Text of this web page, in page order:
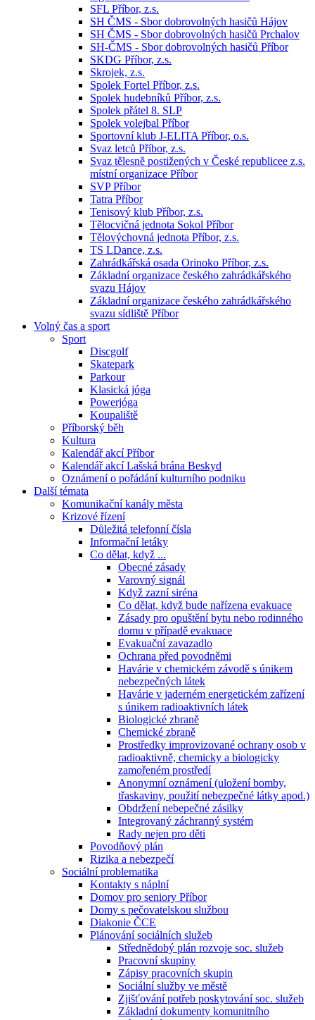
SFL Příbor, z.s.
SH ČMS - Sbor dobrovolných hasičů Hájov
SH ČMS - Sbor dobrovolných hasičů Prchalov
SH-ČMS - Sbor dobrovolných hasičů Příbor
SKDG Příbor, z.s.
Skrojek, z.s.
Spolek Fortel Příbor, z.s.
Spolek hudebníků Příbor, z.s.
Spolek přátel 8. SLP
Spolek volejbal Příbor
Sportovní klub J-ELITA Příbor, o.s.
Svaz letců Příbor, z.s.
Svaz tělesně postižených v České republicee z.s.
místní organizace Příbor
SVP Příbor
Tatra Příbor
Tenisový klub Příbor, z.s.
Tělocvičná jednota Sokol Příbor
Tělovýchovná jednota Příbor, z.s.
TS LDance, z.s.
Zahrádkářská osada Orinoko Příbor, z.s.
Základní organizace českého zahrádkářského
svazu Hájov
Základní organizace českého zahrádkářského
svazu sídliště Příbor
Volný čas a sport
Sport
Discgolf
Skatepark
Parkour
Klasická jóga
Powerjóga
Koupaliště
Příborský běh
Kultura
Kalendář akcí Příbor
Kalendář akcí Lašská brána Beskyd
Oznámení o pořádání kulturního podniku
Další témata
Komunikační kanály města
Krizové řízení
Důležitá telefonní čísla
Informační letáky
Co dělat, když ...
Obecné zásady
Varovný signál
Když zazní siréna
Co dělat, když bude nařízena evakuace
Zásady pro opuštění bytu nebo rodinného
domu v případě evakuace
Evakuační zavazadlo
Ochrana před povodněmi
Havárie v chemickém závodě s únikem
nebezpečných látek
Havárie v jaderném energetickém zařízení
s únikem radioaktivních látek
Biologické zbraně
Chemické zbraně
Prostředky improvizované ochrany osob v
radioaktivně, chemicky a biologicky
zamořeném prostředí
Anonymní oznámení (uložení bomby,
třaskaviny, použití nebezpečné látky apod.)
Obdržení nebepečné zásilky
Integrovaný záchranný systém
Rady nejen pro děti
Povodňový plán
Rizika a nebezpečí
Sociální problematika
Kontakty s náplní
Domov pro seniory Příbor
Domy s pečovatelskou službou
Diakonie ČCE
Plánování sociálních služeb
Střednědobý plán rozvoje soc. služeb
Pracovní skupiny
Zápisy pracovních skupin
Sociální služby ve městě
Zjišťování potřeb poskytování soc. služeb
Základní dokumenty komunitního